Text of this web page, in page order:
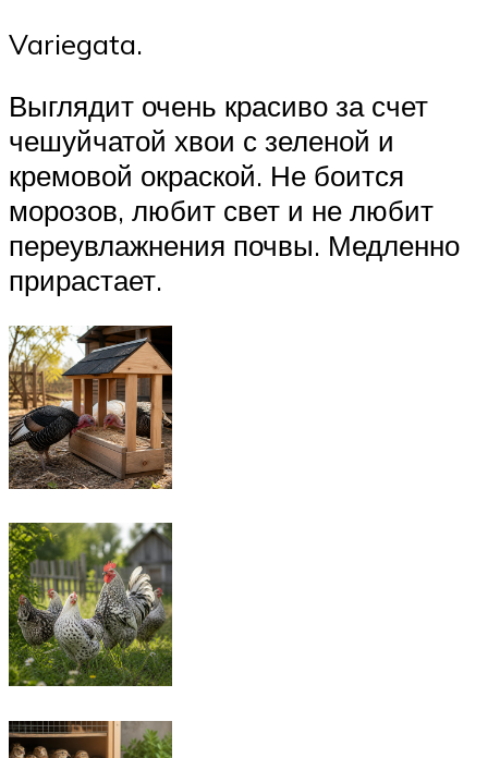
Variegata.
Выглядит очень красиво за счет
чешуйчатой хвои с зеленой и
кремовой окраской. Не боится
морозов, любит свет и не любит
переувлажнения почвы. Медленно
прирастает.